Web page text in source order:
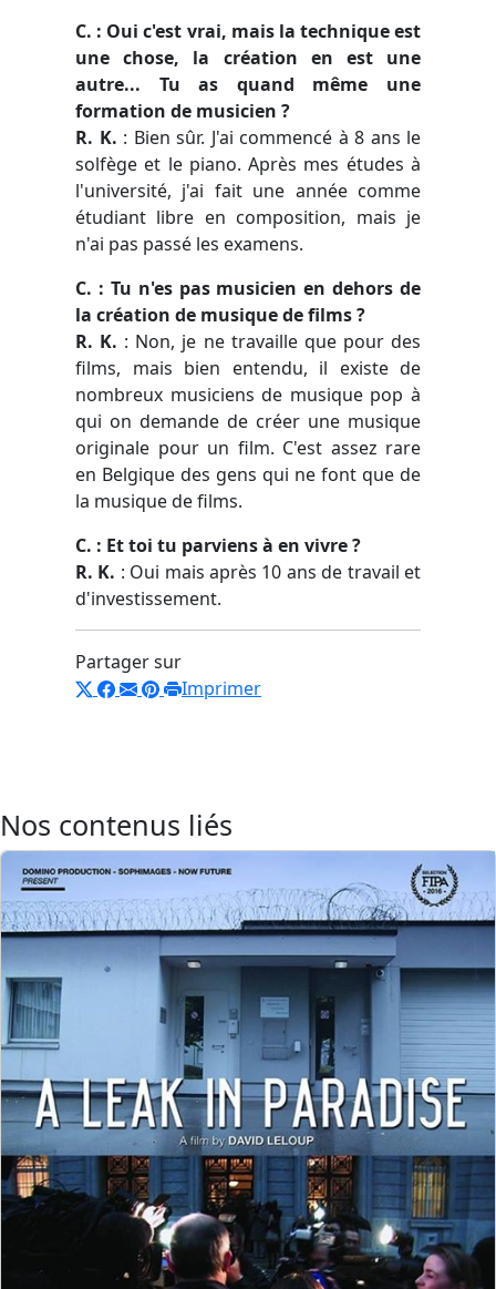
C. : Oui c'est vrai, mais la technique est
une chose, la création en est une
autre... Tu as quand même une
formation de musicien ?
R. K. : Bien sûr. J'ai commencé à 8 ans le
solfège et le piano. Après mes études à
l'université, j'ai fait une année comme
étudiant libre en composition, mais je
n'ai pas passé les examens.
C. : Tu n'es pas musicien en dehors de
la création de musique de films ?
R. K. : Non, je ne travaille que pour des
films, mais bien entendu, il existe de
nombreux musiciens de musique pop à
qui on demande de créer une musique
originale pour un film. C'est assez rare
en Belgique des gens qui ne font que de
la musique de films.
C. : Et toi tu parviens à en vivre ?
R. K. : Oui mais après 10 ans de travail et
d'investissement.
Partager sur
Imprimer
Nos contenus liés